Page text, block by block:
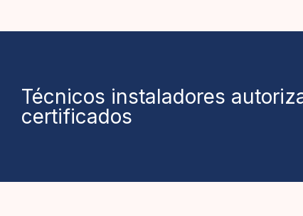
Técnicos instaladores
certificados